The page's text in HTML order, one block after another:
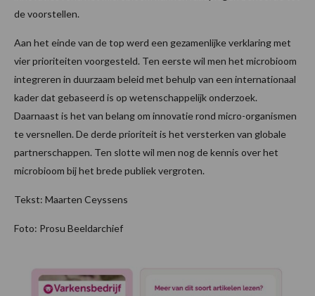
de voorstellen.
Aan het einde van de top werd een gezamenlijke verklaring met
vier prioriteiten voorgesteld. Ten eerste wil men het microbioom
integreren in duurzaam beleid met behulp van een internationaal
kader dat gebaseerd is op wetenschappelijk onderzoek.
Daarnaast is het van belang om innovatie rond micro-organismen
te versnellen. De derde prioriteit is het versterken van globale
partnerschappen. Ten slotte wil men nog de kennis over het
microbioom bij het brede publiek vergroten.
Tekst: Maarten Ceyssens
Foto: Prosu Beeldarchief